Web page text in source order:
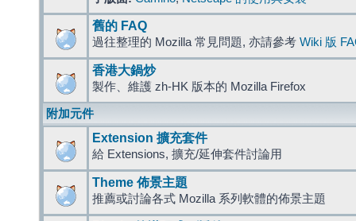
舊的 FAQ
過往整理的 Mozilla 常見問題, 亦請參考 Wiki 版
香港大鍋炒
製作、維護 zh-HK 版本的 Mozilla Firefox
附加元件
Extension 擴充套件
給 Extensions, 擴充/延伸套件討論用
Theme 佈景主題
推薦或討論各式 Mozilla 系列軟體的佈景主題